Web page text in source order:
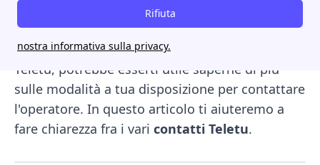
Rifiuta
nostra informativa sulla privacy.
contatti. Se dopo aver confrontato le
varieofferte per internete chiamate sulla rete
fissa hai deciso di optare per una delle
Teletu, potrebbe esserti utile saperne di più
sulle modalità a tua disposizione per contattare
l'operatore. In questo articolo ti aiuteremo a
fare chiarezza fra i vari contatti Teletu.